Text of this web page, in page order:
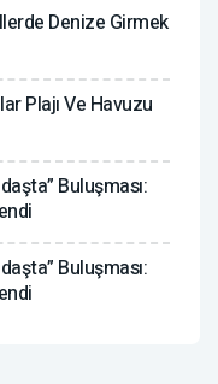
Denize Girmek
Plajı Ve Havuzu
Buluşması:
Buluşması: